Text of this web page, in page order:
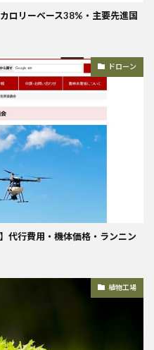
ロリーベース38%・主要先進国
ドローン
代行費用・機体価格・ランニン
植物工場